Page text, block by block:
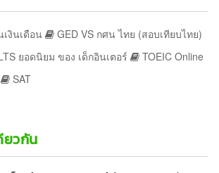
งินเดือน
GED VS กศน ไทย (สอบเทียบไทย)
ยอดนิยม ของ เด็กอินเตอร์
TOEIC Online
SAT
ยวกัน